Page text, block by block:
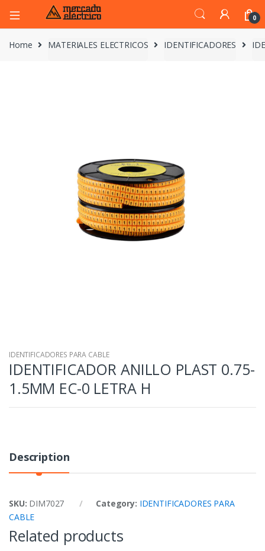
0
Home MATERIALES ELECTRICOS IDENTIFICADORES
IDENTIFICADORES PARA CABLE
IDENTIFICADOR ANILLO PLAST 0.75-
1.5MM EC-0 LETRA H
Description
SKU: DIM7027 Category: IDENTIFICADORES PARA
CABLE
Related products